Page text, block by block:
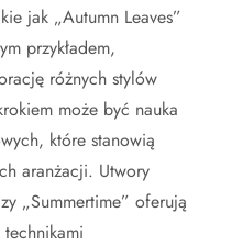
jak „Autumn Leaves”
przykładem,
różnych stylów
może być nauka
które stanowią
aranżacji. Utwory
„Summertime” oferują